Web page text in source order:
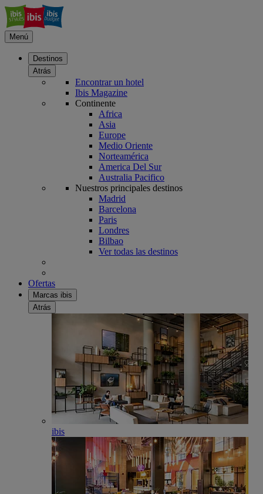
Menú
Destinos
Atrás
Encontrar un hotel
Ibis Magazine
Continente
Africa
Asia
Europe
Medio Oriente
Norteamérica
America Del Sur
Australia Pacifico
Nuestros principales destinos
Madrid
Barcelona
Paris
Londres
Bilbao
Ver todas las destinos
Ofertas
Marcas ibis
Atrás
ibis